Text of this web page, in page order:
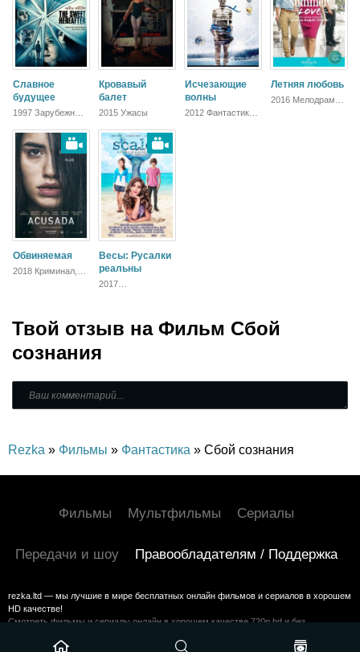
Славное
будущее
1997 Зарубежный,
Кровавый
балет
2015 Ужасы
Исчезающие
волны
2012 Фантастика,
Летняя любовь
2016 Мелодрама,
Обвиняемая
2018 Криминал,
Весы: Русалки
реальны
2017
Твой отзыв на Фильм Сбой
сознания
Rezka » Фильмы » Фантастика » Сбой сознания
Фильмы Мультфильмы Сериалы
Передачи и шоу Правообладателям / Поддержка
rezka.ltd — мы лучшие в мире бесплатных онлайн фильмов и сериалов в хорошем
HD качестве!
Смотреть фильмы и сериалы онлайн в хорошем качестве 720p hd и без
©2024 rezka.ltd